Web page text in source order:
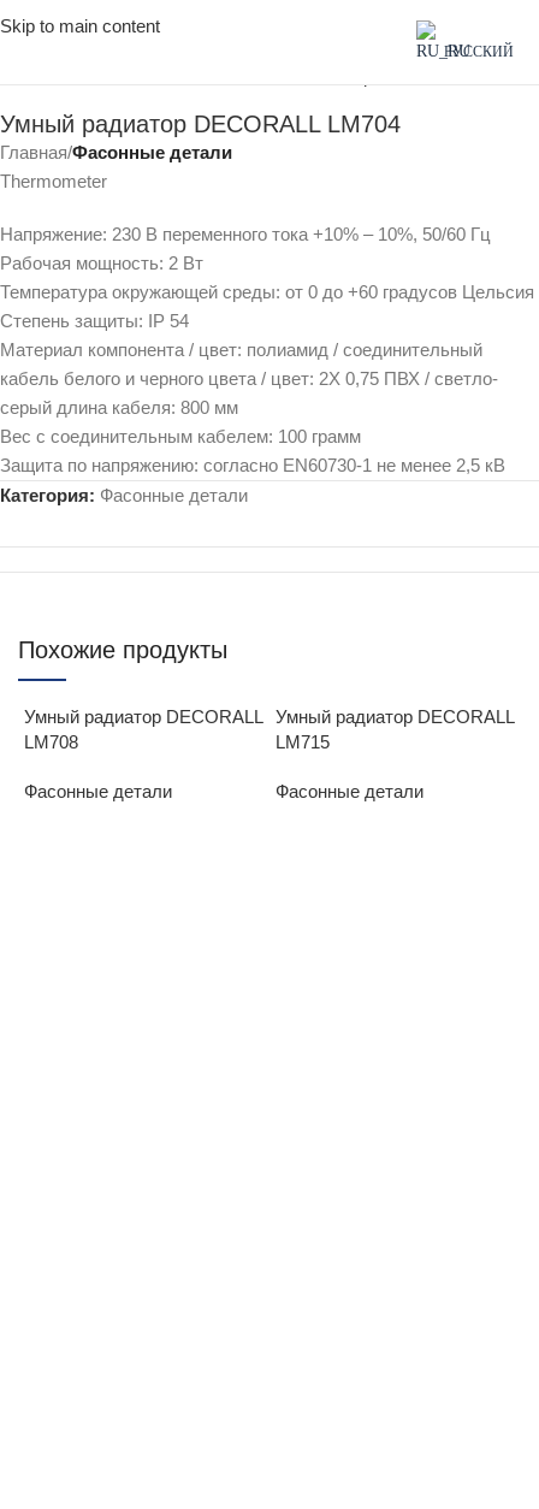
Skip to main content
РУССКИЙ
Главная Фасонные детали
Умный радиатор DECORALL LM704
Thermometer
Напряжение: 230 В переменного тока +10% – 10%, 50/60 Гц
Рабочая мощность: 2 Вт
Температура окружающей среды: от 0 до +60 градусов Цельсия
Степень защиты: IP 54
Материал компонента / цвет: полиамид / соединительный
кабель белого и черного цвета / цвет: 2X 0,75 ПВХ / светло-
серый длина кабеля: 800 мм
Вес с соединительным кабелем: 100 грамм
Защита по напряжению: согласно EN60730-1 не менее 2,5 кВ
Категория: Фасонные детали
Похожие продукты
Умный радиатор DECORALL
LM708
Фасонные детали
Умный радиатор DECORALL
LM715
Фасонные детали